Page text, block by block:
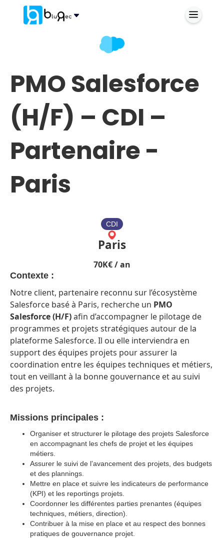
PMO Salesforce
(H/F) – CDI –
Partenaire -
Paris
CDI
Paris
70K€ / an
Contexte :
Notre client, partenaire reconnu sur l’écosystème
Salesforce basé à Paris, recherche un PMO
Salesforce (H/F)afin d’accompagner le pilotage de
programmes et projets stratégiques autour de la
plateforme Salesforce. Il ou elle interviendra en
support des équipes projets pour assurer la
coordination entre les équipes techniques et métiers,
tout en veillant à la bonne gouvernance et au suivi
des projets.
Missions principales :
Organiser et structurer le pilotage des projets Salesforce
en accompagnant les chefs de projet et les équipes
métiers.
Assurer le suivi de l’avancement des projets, des budgets
et des plannings.
Mettre en place et suivre les indicateurs de performance
(KPI) et les reportings projets.
Coordonner les différentes parties prenantes (équipes
techniques, métiers, direction).
Contribuer à la mise en place et au respect des bonnes
pratiques de gouvernance projet.